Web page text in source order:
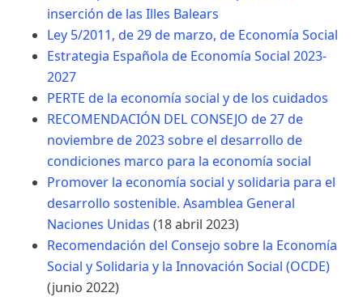
inserción de las Illes Balears
Ley 5/2011, de 29 de marzo, de Economía Social
Estrategia Española de Economía Social 2023-
2027
PERTE de la economía social y de los cuidados
RECOMENDACIÓN DEL CONSEJO de 27 de
noviembre de 2023 sobre el desarrollo de
condiciones marco para la economía social
Promover la economía social y solidaria para el
desarrollo sostenible. Asamblea General
Naciones Unidas (18 abril 2023)
Recomendación del Consejo sobre la Economía
Social y Solidaria y la Innovación Social (OCDE)
(junio 2022)